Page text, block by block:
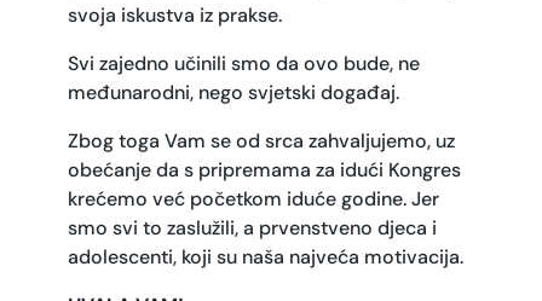
svoja iskustva iz prakse.
Svi zajedno učinili smo da ovo bude, ne
međunarodni, nego svjetski događaj.
Zbog toga Vam se od srca zahvaljujemo, uz
obećanje da s pripremama za idući Kongres
krećemo već početkom iduće godine. Jer
smo svi to zaslužili, a prvenstveno djeca i
adolescenti, koji su naša najveća motivacija.